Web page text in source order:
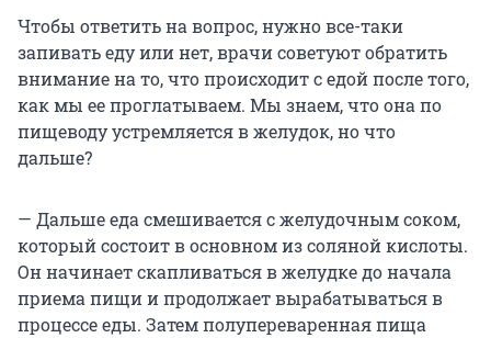
Чтобы ответить на вопрос, нужно все-таки
запивать еду или нет, врачи советуют обратить
внимание на то, что происходит с едой после того,
как мы ее проглатываем. Мы знаем, что она по
пищеводу устремляется в желудок, но что
дальше?
— Дальше еда смешивается с желудочным соком,
который состоит в основном из соляной кислоты.
Он начинает скапливаться в желудке до начала
приема пищи и продолжает вырабатываться в
процессе еды. Затем полупереваренная пища